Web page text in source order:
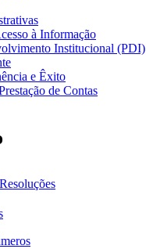
à Informação
Institucional (PDI)
e Êxito
de Contas